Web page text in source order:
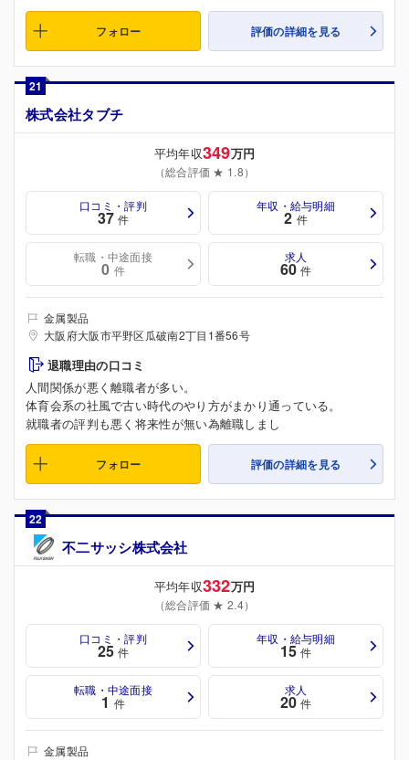
フォロー 評価の詳細を見る
21
株式会社タブチ
平均年収349万円
（総合評価 ★ 1.8）
口コミ・評判
37 件
年収・給与明細
2 件
転職・中途面接
0 件
求人
60 件
金属製品
大阪府大阪市平野区瓜破南2丁目1番56号
退職理由の口コミ
人間関係が悪く離職者が多い。
体育会系の社風で古い時代のやり方がまかり通っている。
就職者の評判も悪く将来性が無い為離職しまし
フォロー 評価の詳細を見る
22
不二サッシ株式会社
平均年収332万円
（総合評価 ★ 2.4）
口コミ・評判
25 件
年収・給与明細
15 件
転職・中途面接
1 件
求人
20 件
金属製品